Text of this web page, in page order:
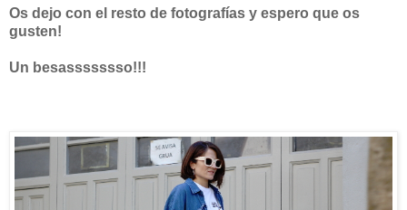
Os dejo con el resto de fotografías y espero que os
gusten!
Un besassssssso!!!